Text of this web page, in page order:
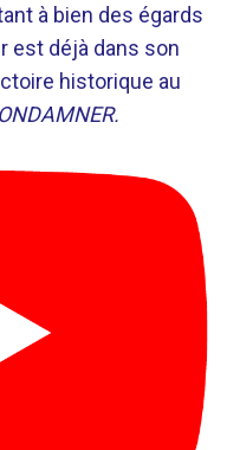
à bien des égards
est déjà dans son
historique au